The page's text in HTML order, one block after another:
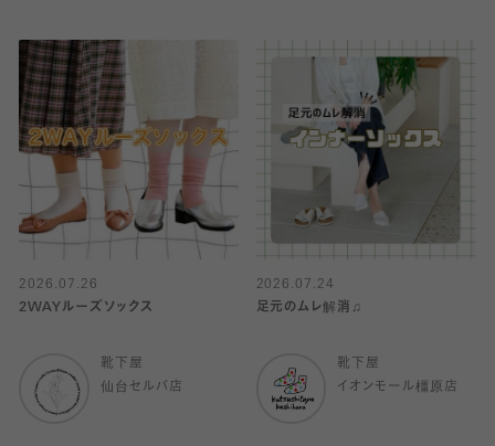
2026.07.26
2WAYルーズソックス
靴下屋
仙台セルバ店
2026.07.24
足元のムレ解消♫
靴下屋
イオンモール橿原店